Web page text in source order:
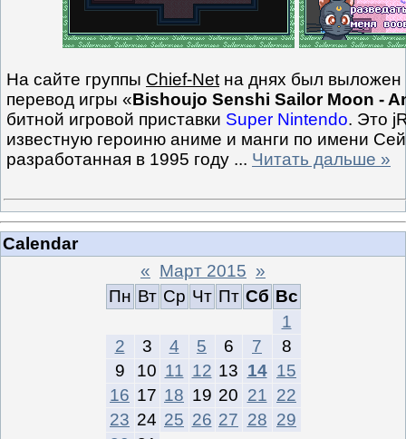
На сайте группы Chief-Net на днях был
перевод игры «Bishoujo Senshi Sailor Moon -
битной игровой приставки Super Nintendo. Это
известную героиню аниме и манги по имени
разработанная в 1995 году ... Читать дальше »
Calendar
« Март 2015 »
Пн Вт Ср Чт Пт Сб Вс
1
2
3 4 5 6 7
8
9
10 11 12 13 14 15
16 17 18 19 20 21 22
23 24 25 26 27 28 29